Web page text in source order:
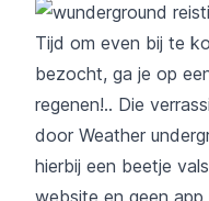
Tijd om even bij te
bezocht, ga je op
regenen!.. Die
door Weather
hierbij een beetje
website en geen